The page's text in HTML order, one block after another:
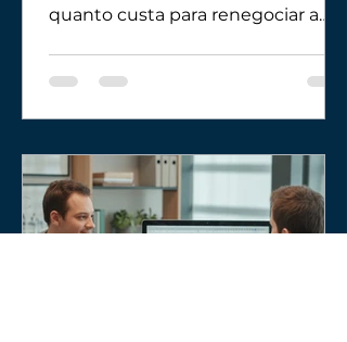
quanto custa para renegociar a
débito, do tempo de atraso e da
forma de pagamento (à vista ou
te conta é que o “custo” não é só o
valor principal: entram juros, multa
e, em alguns casos, regras